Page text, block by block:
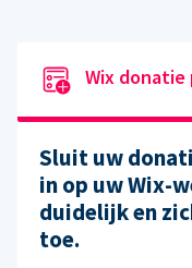
Wix donatie
Sluit uw
in op uw Wix-
duidelijk en
toe.